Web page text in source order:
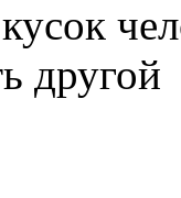
другой